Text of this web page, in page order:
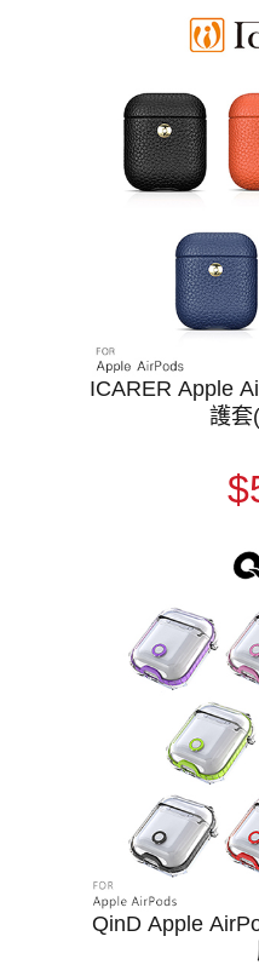
ICARER Apple
護套
QinD Apple